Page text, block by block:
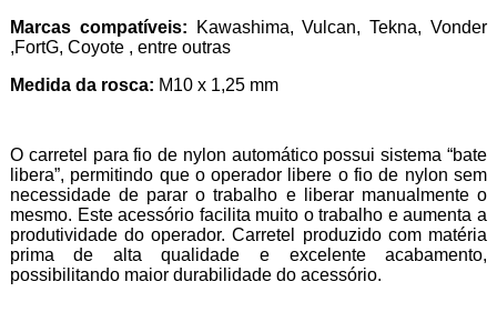
Marcas compatíveis:
Kawashima, Vulcan, Tekna, Vonder
,FortG, Coyote , entre outras
Medida da rosca: M10 x 1,25 mm
O carretel para fio de nylon automático possui sistema “bate
libera”, permitindo que o operador libere o fio de nylon sem
necessidade de parar o trabalho e liberar manualmente o
mesmo. Este acessório facilita muito o trabalho e aumenta a
produtividade do operador. Carretel produzido com matéria
prima de alta qualidade e excelente acabamento,
possibilitando maior durabilidade do acessório.